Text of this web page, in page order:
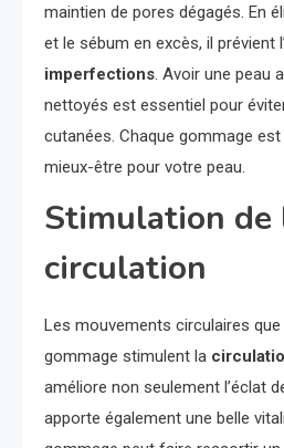
maintien de pores dégagés. En
et le sébum en excès, il prévient
imperfections. Avoir une peau
nettoyés est essentiel pour
cutanées. Chaque gommage
mieux-être pour votre peau.
Stimulation de
circulation
Les mouvements circulaires
gommage stimulent la
améliore non seulement l’éclat
apporte également une belle